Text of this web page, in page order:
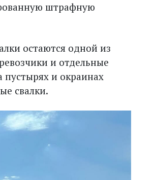
штрафную
остаются одной из
и отдельные
и окраинах
свалки.